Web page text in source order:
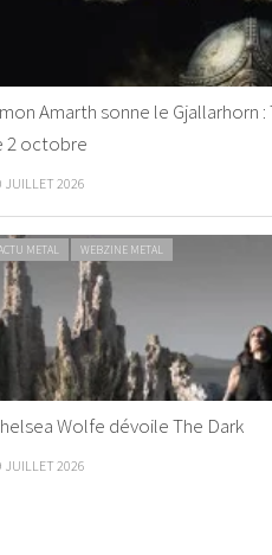
Amarth sonne le Gjallarhorn
2 octobre
JUILLET 2026
METAL WEBZINE METAL
Wolfe dévoile The Dark
JUILLET 2026